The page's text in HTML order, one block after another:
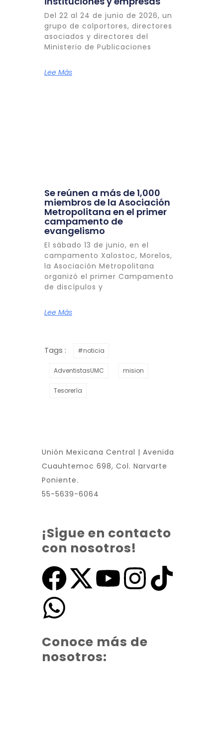
Del 22 al 24 de junio de 2026, un
grupo de colportores, directores
asociados y directores del
Ministerio de Publicaciones
Lee Más
Se reúnen a más de 1,000
miembros de la Asociación
Metropolitana en el primer
campamento de
evangelismo
El sábado 13 de junio, en el
campamento Xalostoc, Morelos,
la Asociación Metropolitana
organizó el primer Campamento
de discípulos y
Lee Más
Tags : #noticia
AdventistasUMC mision
Tesorería
Unión Mexicana Central | Avenida
Cuauhtemoc 698, Col. Narvarte
Poniente.
55-5639-6064
¡Sigue en contacto
con nosotros!
Conoce más de
nosotros: